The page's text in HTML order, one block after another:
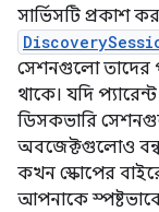
সার্ভিসটি প্রকাশ
সেশনগুলো তাদের
থাকে। যদি
ডিসকভারি
অবজেক্টগুলোও বন্ধ
কখন স্কোপের
আপনাকে